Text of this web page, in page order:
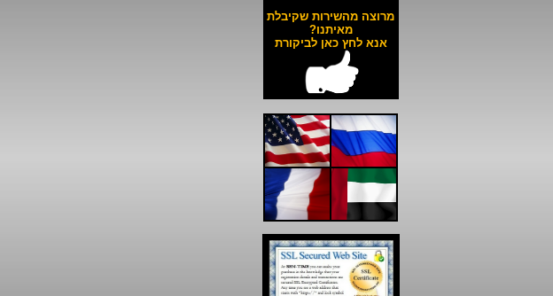
באתר ולכל חלקי הארץ!
__________________
כל השעונים באתר עד 6
תשלומים ללא ריבית!
__________________
האתר מאובטח בהצפנת
SSL מתקדמת
מרוצה מהשירות שקיבלת
מאיתנו?
אנא לחץ כאן לביקורת